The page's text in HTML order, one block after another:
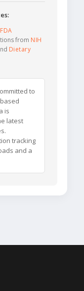
FDA
from NIH
Dietary
to
is
latest
tracking
and a